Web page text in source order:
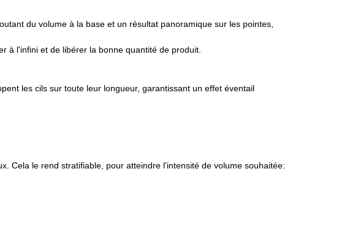
du volume à la base et un résultat panoramique sur les pointes,
à l'infini et de libérer la bonne quantité de produit.
les cils sur toute leur longueur, garantissant un effet éventail
Cela le rend stratifiable, pour atteindre l'intensité de volume souhaitée: